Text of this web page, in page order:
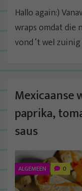
Hallo again:)
wraps omdat die
vond ‘t wel
Mexicaanse
paprika,
saus
ALGEMEEN 0